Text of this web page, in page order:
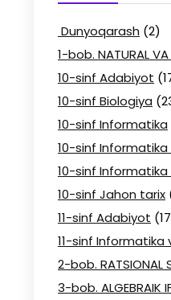
Dunyoqarash (2)
1-bob. NATURAL VA
10-sinf Adabiyot
10-sinf Biologiya
10-sinf Informatika
10-sinf
10-sinf Informatika
10-sinf Jahon tarix
11-sinf Adabiyot
11-sinf Informatika
2-bob. RATSIONAL
3-bob. ALGEBRAIK